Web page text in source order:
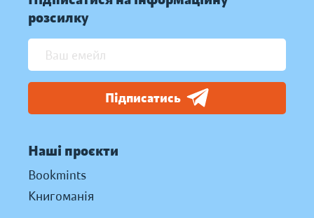
розсилку
Підписатись
Наші проєкти
Bookmints
Книгоманія